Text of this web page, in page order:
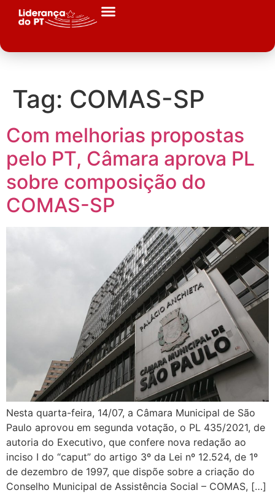
Tag: COMAS-SP
Com melhorias propostas
pelo PT, Câmara aprova PL
sobre composição do
COMAS-SP
Nesta quarta-feira, 14/07, a Câmara Municipal de São
Paulo aprovou em segunda votação, o PL 435/2021, de
autoria do Executivo, que confere nova redação ao
inciso I do “caput” do artigo 3º da Lei nº 12.524, de 1º
de dezembro de 1997, que dispõe sobre a criação do
Conselho Municipal de Assistência Social – COMAS, […]